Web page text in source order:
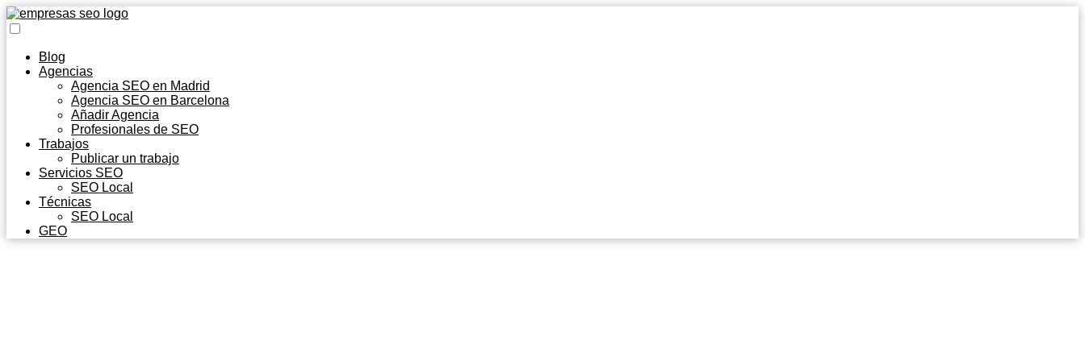
Blog
Agencias
Agencia SEO en Madrid
Agencia SEO en Barcelona
Añadir Agencia
Profesionales de SEO
Trabajos
Publicar un trabajo
Servicios SEO
SEO Local
Técnicas
SEO Local
GEO